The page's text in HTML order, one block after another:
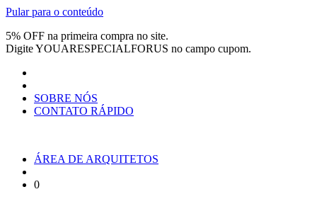
Pular para o conteúdo
5% OFF na primeira compra no site.
DigiteYOUARESPECIALFORUS no campo cupom.
SOBRE NÓS
CONTATO RÁPIDO
ÁREA DE ARQUITETOS
0